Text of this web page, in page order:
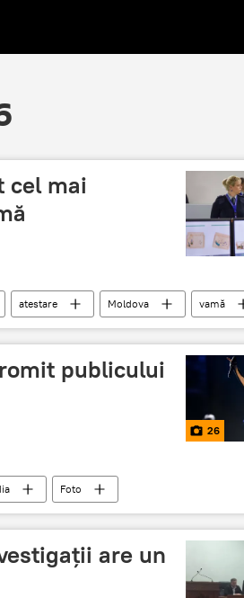
cel mai
atestare Moldova
vamă
publicului
26
Foto
are un